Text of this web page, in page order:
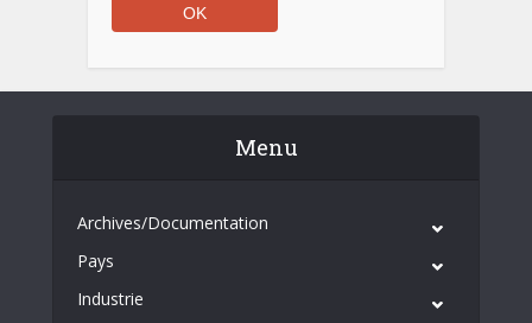
Menu
Archives/Documentation
Pays
Industrie